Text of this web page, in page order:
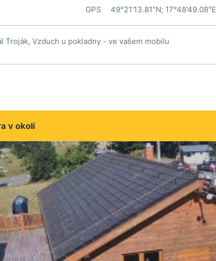
GPS
49°21'13.81"N; 17°48'49.08"E
Troják, Vzduch u pokladny - ve vašem mobilu
v okolí